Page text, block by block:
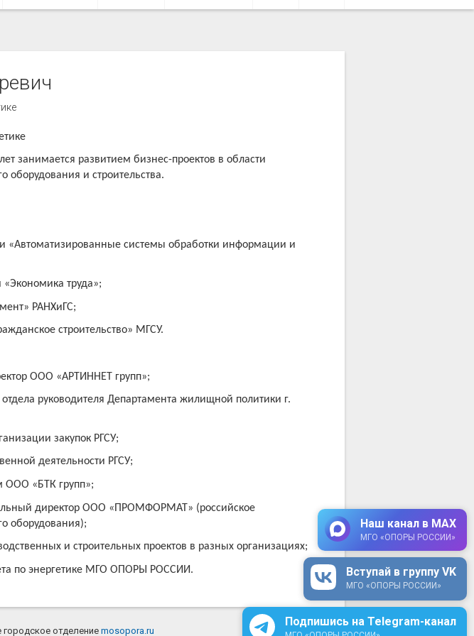
занимается развитием бизнес-проектов в области
оборудования и строительства.
«Автоматизированные системы обработки информации и
«Экономика труда»;
РАНХиГС;
строительство» МГСУ.
ООО «АРТИННЕТ групп»;
руководителя Департамента жилищной политики г.
закупок РГСУ;
деятельности РГСУ;
ООО «БТК групп»;
директор ООО «ПРОМФОРМАТ» (российское
оборудования);
и строительных проектов в разных организациях;
по энергетике МГО ОПОРЫ РОССИИ.
отделение mosopora.ru
Подпишись на Telegram-канал
Вступай в группу VK
МГО «ОПОРЫ РОССИИ»
Наш канал в MAX
МГО «ОПОРЫ РОССИИ»